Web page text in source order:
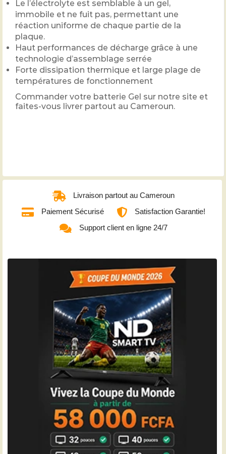
Le l’électrolyte est semblable à un gel,
immobile et ne fuit pas, permettant une
réaction uniforme de chaque partie de la
plaque.
Haut performances de décharge grâce à une
technologie d’assemblage serrée
Forte dissipation thermique et large plage de
températures de fonctionnement
Commander votre batterie Gel sur notre site et
faites-vous livrer partout au Cameroun.
Livraison partout au Cameroun
Paiement Sécurisé
Satisfaction Garantie!
Support client en ligne 24/7